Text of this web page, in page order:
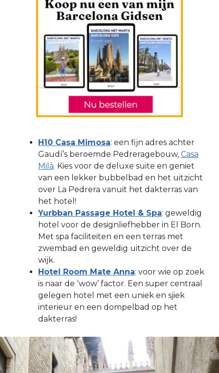
H10 Casa Mimosa: een fijn adres achter
Gaudí’s beroemde Pedreragebouw, Casa
Milà. Kies voor de deluxe suite en geniet
van een lekker bubbelbad en het uitzicht
over La Pedrera vanuit het dakterras van
het hotel!
Yurbban Passage Hotel & Spa: geweldig
hotel voor de designliefhebber in El Born.
Met spa faciliteiten en een terras met
zwembad en geweldig uitzicht over de
wijk.
Hotel Room Mate Anna: voor wie op zoek
is naar de ‘wow’ factor. Een super centraal
gelegen hotel met een uniek en sjiek
interieur en een dompelbad op het
dakterras!